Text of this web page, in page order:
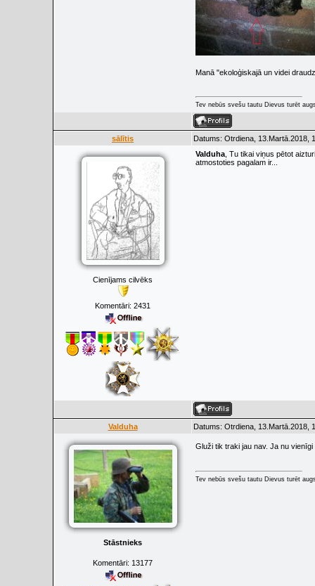
Manā "ekoloģiskajā un videi
Tev nebūs svešu tautu Dievus turēt
sālītis Datums: Otrdiena, 13.Martā.2018,
Cienījams cilvēks
Komentāri: 2431
Valduha , Tu tikai viņus pētot
atmostoties pagalam ir...
Valduha Datums: Otrdiena, 13.Martā.2018,
Stāstnieks
Komentāri: 13177
Gluži tik traki jau nav. Ja nu
Tev nebūs svešu tautu Dievus turēt